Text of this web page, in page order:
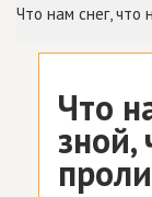
Что нам снег, что
Что